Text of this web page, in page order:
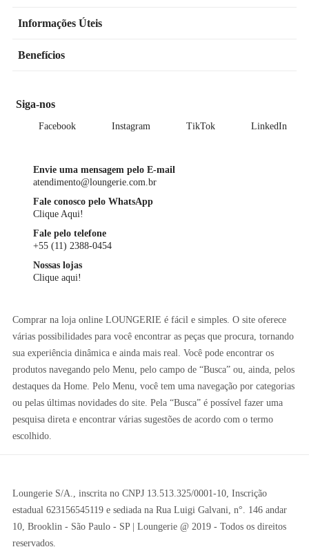
Informações Úteis
Benefícios
Siga-nos
Facebook Instagram TikTok LinkedIn
Envie uma mensagem pelo E-mail
atendimento@loungerie.com.br
Fale conosco pelo WhatsApp
Clique Aqui!
Fale pelo telefone
+55 (11) 2388-0454
Nossas lojas
Clique aqui!
Comprar na loja online LOUNGERIE é fácil e simples. O site oferece
várias possibilidades para você encontrar as peças que procura, tornando
sua experiência dinâmica e ainda mais real. Você pode encontrar os
produtos navegando pelo Menu, pelo campo de “Busca” ou, ainda, pelos
destaques da Home. Pelo Menu, você tem uma navegação por categorias
ou pelas últimas novidades do site. Pela “Busca” é possível fazer uma
pesquisa direta e encontrar várias sugestões de acordo com o termo
escolhido.
Loungerie S/A., inscrita no CNPJ 13.513.325/0001-10, Inscrição
estadual 623156545119 e sediada na Rua Luigi Galvani, n°. 146 andar
10, Brooklin - São Paulo - SP | Loungerie @ 2019 - Todos os direitos
reservados.